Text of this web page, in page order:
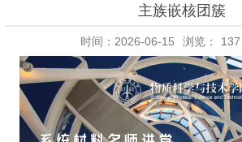
主族嵌核团簇
时间：2026-06-15 浏览： 137